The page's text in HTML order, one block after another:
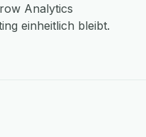
Analytics
einheitlich bleibt.